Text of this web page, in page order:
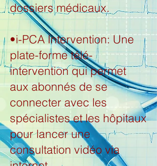
dossiers médicaux.
•i-PCA Intervention: Une
plate-forme télé-
intervention qui permet
aux abonnés de se
connecter avec les
spécialistes et les hôpitaux
pour lancer une
consultation vidéo via